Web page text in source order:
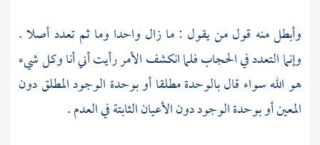
وأبطل منه قول من يقول : ما زال واحدا وما ثم تعدد أصلا .
وإنما التعدد في الحجاب فلما انكشف الأمر رأيت أني أنا وكل شيء
هو الله سواء قال بالوحدة مطلقا أو بوحدة الوجود المطلق دون
المعين أو بوحدة الوجود دون الأعيان الثابتة في العدم .